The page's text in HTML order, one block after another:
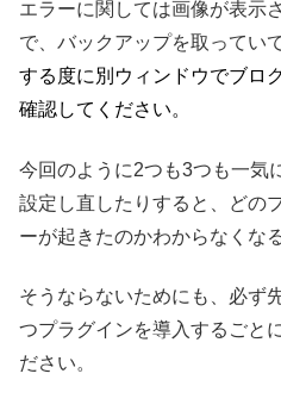
エラーに関しては画像が表示
で、バックアップを取っていて
する度に別ウィンドウでブロ
確認してください。
今回のように2つも3つも一気
設定し直したりすると、どの
ーが起きたのかわからなくな
そうならないためにも、必ず
つプラグインを導入するごと
ださい。